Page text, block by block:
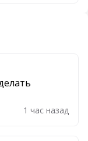
1 час назад